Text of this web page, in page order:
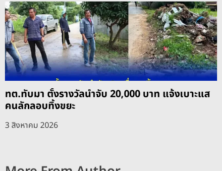
ทต.ทับมา ตั้งรางวัลนำจับ 20,000 บาท แจ้งเบาะแส
คนลักลอบทิ้งขยะ
3 สิงหาคม 2026